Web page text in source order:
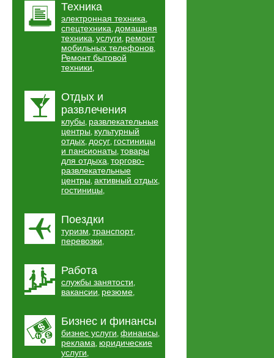
Техника
электронная техника,
спецтехника, домашняя
техника, услуги, ремонт
мобильных телефонов,
Ремонт бытовой
техники,
Отдых и
развлечения
клубы, развлекательные
центры, культурный
отдых, досуг, гостиницы
и пансионаты, товары
для отдыха, торгово-
развлекательные
центры, активный отдых,
гостиницы,
Поездки
туризм, транспорт,
перевозки,
Работа
службы занятости,
вакансии, резюме,
Бизнес и финансы
бизнес услуги, финансы,
реклама, юридические
услуги,